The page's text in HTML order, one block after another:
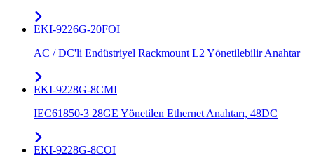
EKI-9226G-20FOI
AC / DC'li Endüstriyel Rackmount L2 Yönetilebilir Anahtar
EKI-9228G-8CMI
IEC61850-3 28GE Yönetilen Ethernet Anahtarı, 48DC
EKI-9228G-8COI